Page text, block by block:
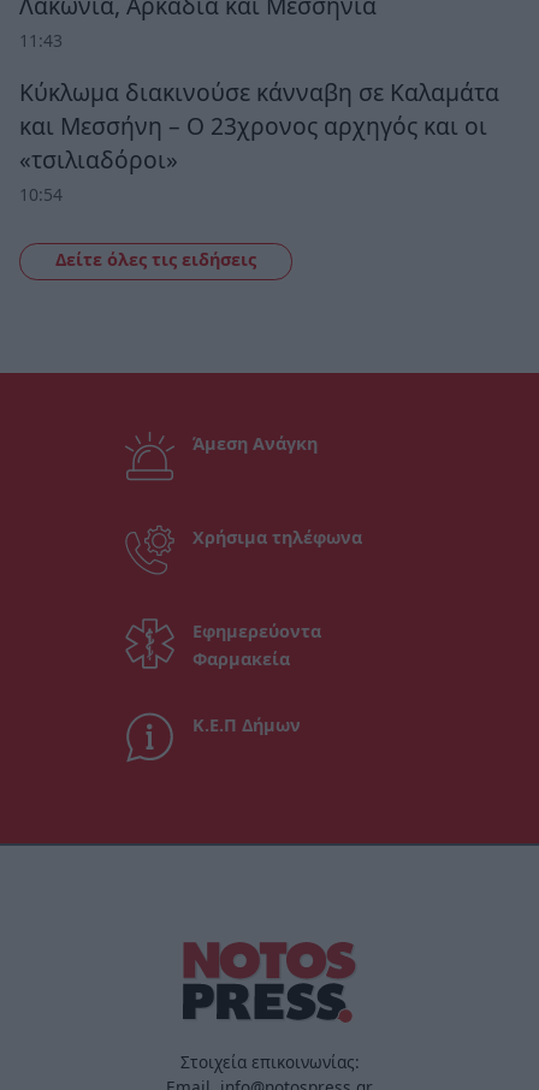
11:43
Κύκλωμα διακινούσε κάνναβη σε Καλαμάτα
και Μεσσήνη – Ο 23χρονος αρχηγός και οι
«τσιλιαδόροι»
10:54
Δείτε όλες τις ειδήσεις
Άμεση Ανάγκη
Χρήσιμα τηλέφωνα
Εφημερεύοντα
Φαρμακεία
Κ.Ε.Π Δήμων
Στοιχεία επικοινωνίας: